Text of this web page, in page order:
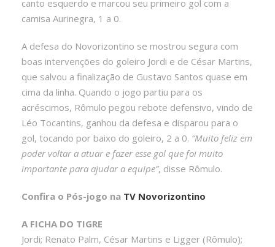
canto esquerdo e marcou seu primeiro gol com a
camisa Aurinegra, 1 a 0.
A defesa do Novorizontino se mostrou segura com
boas intervenções do goleiro Jordi e de César Martins,
que salvou a finalização de Gustavo Santos quase em
cima da linha. Quando o jogo partiu para os
acréscimos, Rômulo pegou rebote defensivo, vindo de
Léo Tocantins, ganhou da defesa e disparou para o
gol, tocando por baixo do goleiro, 2 a 0. “Muito feliz em
poder voltar a atuar e fazer esse gol que foi muito
importante para ajudar a equipe”, disse Rômulo.
Confira o Pós-jogo na TV Novorizontino
A FICHA DO TIGRE
Jordi; Renato Palm, César Martins e Ligger (Rômulo);